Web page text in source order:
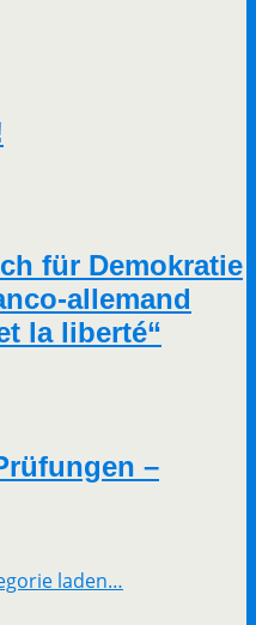
für Demokratie
allemand
la liberté“
–
laden…